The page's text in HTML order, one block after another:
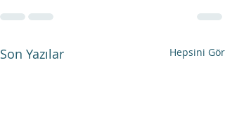
Son Yazılar Hepsini Gör